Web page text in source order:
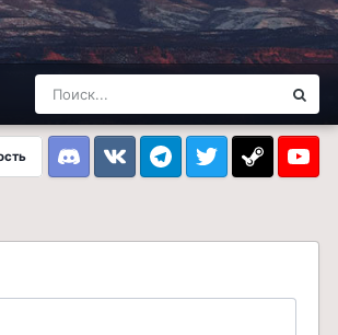
DiscordVK TelegramTwitter Steam